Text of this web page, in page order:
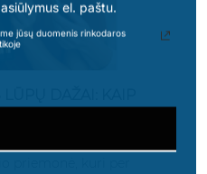
DAŽAI: KAIP
el. paštu.
jūsų duomenis rinkodaros